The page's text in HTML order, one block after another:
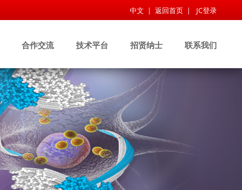
中文 | 返回首页 | JC登录
合作交流 技术平台 招贤纳士 联系我们